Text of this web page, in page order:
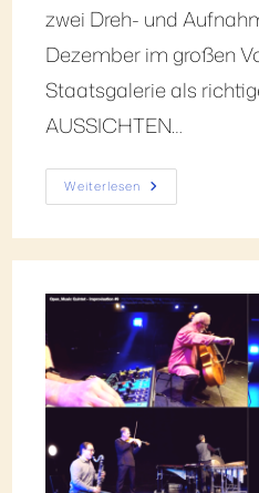
zwei Dreh- und
Dezember im großen
Staatsgalerie als
AUSSICHTEN…
Weiterlesen